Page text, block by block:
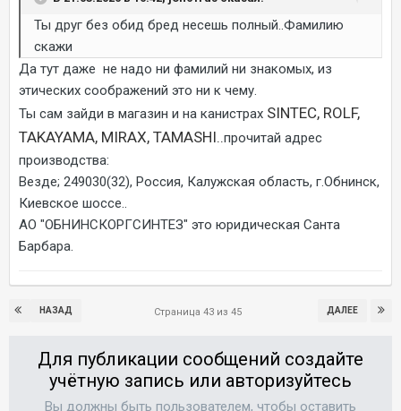
Ты друг без обид бред несешь полный..Фамилию
скажи
Да тут даже не надо ни фамилий ни знакомых, из
этических соображений это ни к чему.
Ты сам зайди в магазин и на канистрах SINTEC, ROLF,
TAKAYAMA, MIRAX, TAMASHI..прочитай адрес
производства:
Везде; 249030(32), Россия, Калужская область, г.Обнинск,
Киевское шоссе..
АО "ОБНИНСКОРГСИНТЕЗ" это юридическая Санта
Барбара.
НАЗАД ДАЛЕЕ
Страница 43 из 45
Для публикации сообщений создайте
учётную запись или авторизуйтесь
Вы должны быть пользователем, чтобы оставить